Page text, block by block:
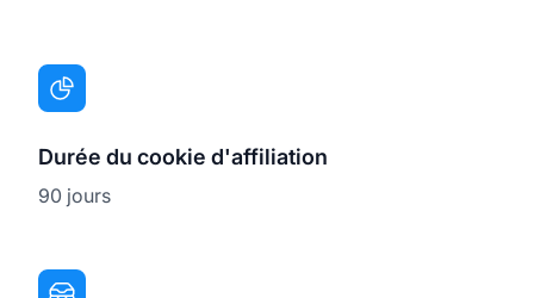
Durée du cookie d'affiliation
90 jours